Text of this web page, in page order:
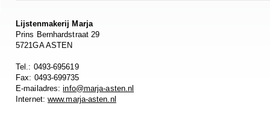
Lijstenmakerij Marja
Prins Bernhardstraat 29
5721GA ASTEN
Tel.: 0493-695619
Fax: 0493-699735
E-mailadres:info@marja-asten.nl
Internet: www.marja-asten.nl